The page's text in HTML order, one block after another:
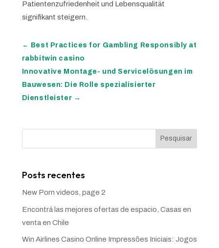
Patientenzufriedenheit und Lebensqualität
signifikant steigern.
← Best Practices for Gambling Responsibly at
rabbitwin casino
Innovative Montage- und Servicelösungen im
Bauwesen: Die Rolle spezialisierter
Dienstleister →
Pesquisar
Posts recentes
New Porn videos, page 2
Encontrá las mejores ofertas de espacio, Casas en
venta en Chile
Win Airlines Casino Online Impressões Iniciais: Jogos